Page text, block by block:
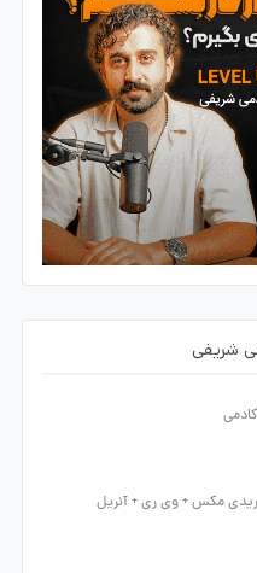
شریفی
مکس + وی ری + آنریل